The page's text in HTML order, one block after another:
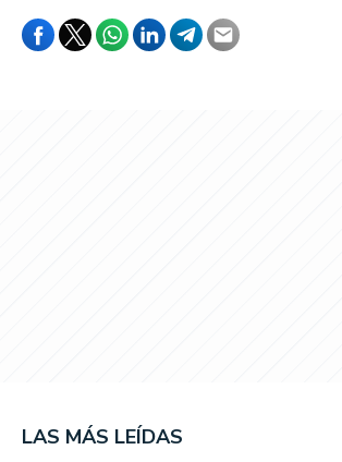
LAS MÁS LEÍDAS